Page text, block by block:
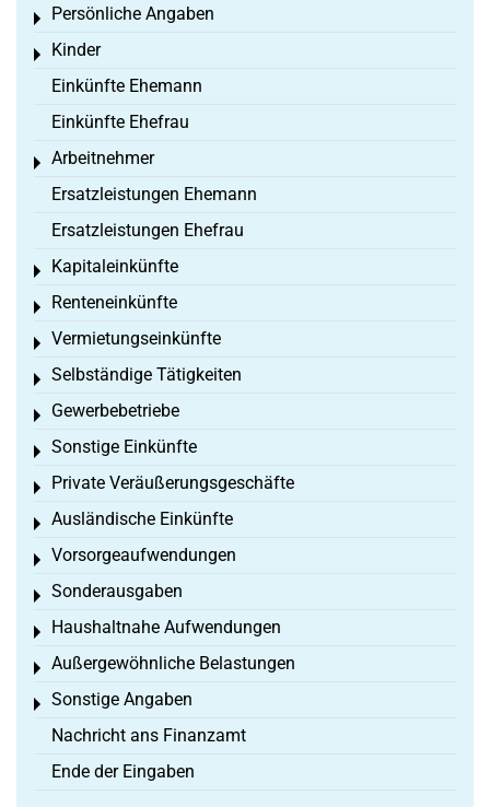
Persönliche Angaben
Toggle menu
Kinder
Toggle menu
Einkünfte Ehemann
Einkünfte Ehefrau
Arbeitnehmer
Toggle menu
Ersatzleistungen Ehemann
Ersatzleistungen Ehefrau
Kapitaleinkünfte
Toggle menu
Renteneinkünfte
Toggle menu
Vermietungseinkünfte
Toggle menu
Selbständige Tätigkeiten
Toggle menu
Gewerbebetriebe
Toggle menu
Sonstige Einkünfte
Toggle menu
Private Veräußerungsgeschäfte
Toggle menu
Ausländische Einkünfte
Toggle menu
Vorsorgeaufwendungen
Toggle menu
Sonderausgaben
Toggle menu
Haushaltnahe Aufwendungen
Toggle menu
Außergewöhnliche Belastungen
Toggle menu
Sonstige Angaben
Toggle menu
Nachricht ans Finanzamt
Ende der Eingaben